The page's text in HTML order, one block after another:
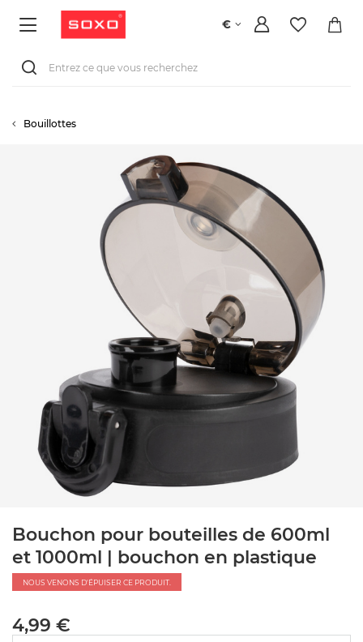
€
Bouillottes
Bouchon pour bouteilles de 600ml
et 1000ml | bouchon en plastique
NOUS VENONS D'ÉPUISER CE PRODUIT.
4,99 €